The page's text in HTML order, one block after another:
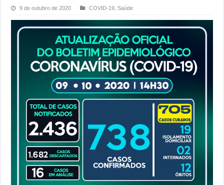
9 de outubro de 2020 COVID-19 ,Saúde